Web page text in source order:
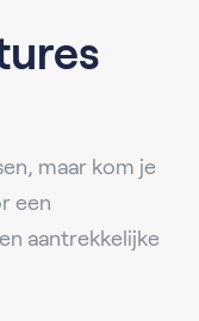
maar kom je
een
aantrekkelijke